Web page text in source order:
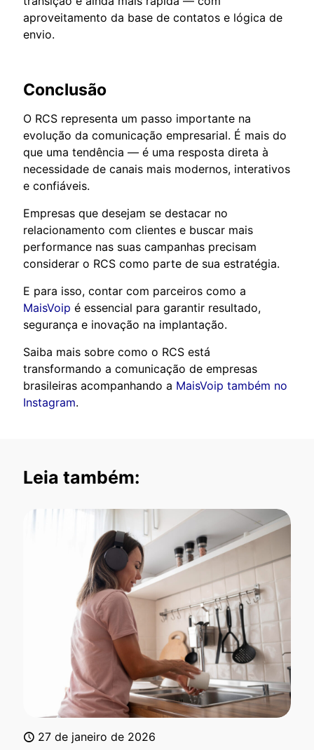
aproveitamento da base de contatos e lógica de
envio.
Conclusão
O RCS representa um passo importante na
evolução da comunicação empresarial. É mais do
que uma tendência — é uma resposta direta à
necessidade de canais mais modernos, interativos
e confiáveis.
Empresas que desejam se destacar no
relacionamento com clientes e buscar mais
performance nas suas campanhas precisam
considerar o RCS como parte de sua estratégia.
E para isso, contar com parceiros como a
MaisVoip é essencial para garantir resultado,
segurança e inovação na implantação.
Saiba mais sobre como o RCS está
transformando a comunicação de empresas
brasileiras acompanhando a MaisVoip também no
Instagram.
Leia também:
27 de janeiro de 2026